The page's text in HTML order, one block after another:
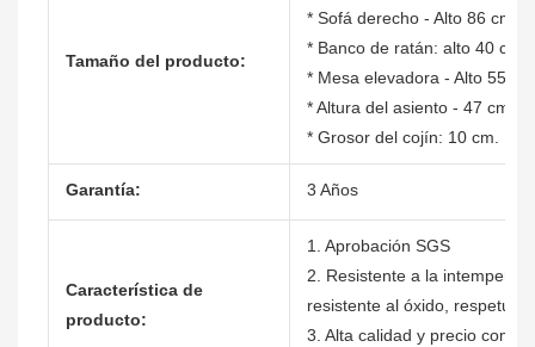
Tamaño del producto:
* Sofá derecho - Alto 86 cm
* Banco de ratán: alto 40 cm
* Mesa elevadora - Alto 55/
* Altura del asiento - 47 cm
* Grosor del cojín: 10 cm.
Garantía: 3 Años
Característica de
producto:
1. Aprobación SGS
2. Resistente a la
resistente al óxido,
3. Alta calidad y precio